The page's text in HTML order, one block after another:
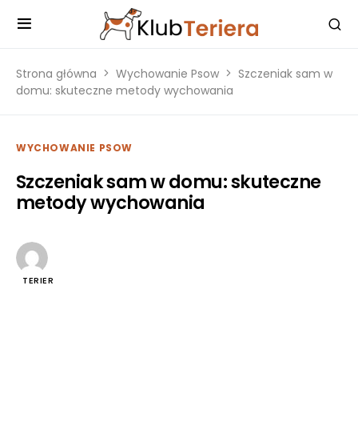
Strona główna Wychowanie Psow
Szczeniak sam w
domu: skuteczne metody wychowania
WYCHOWANIE PSOW
Szczeniak sam w domu: skuteczne
metody wychowania
TERIER